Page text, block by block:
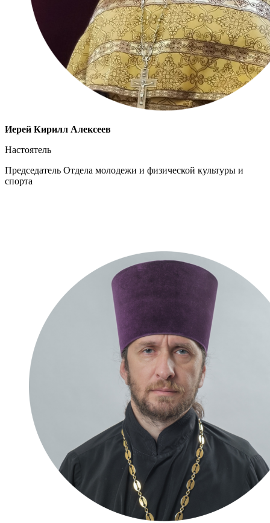
Иерей Кирилл Алексеев
Настоятель
Председатель Отдела молодежи и физической культуры и
спорта